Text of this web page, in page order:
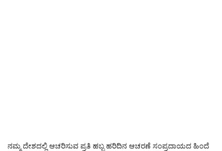
ನಮ್ಮ ದೇಶದಲ್ಲಿ ಆಚರಿಸುವ ಪ್ರತಿ ಹಬ್ಬ ಹರಿದಿನ ಆಚರಣೆ ಸಂಪ್ರದಾಯದ ಹಿಂದೆ